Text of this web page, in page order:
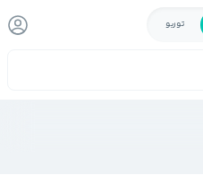
توربو